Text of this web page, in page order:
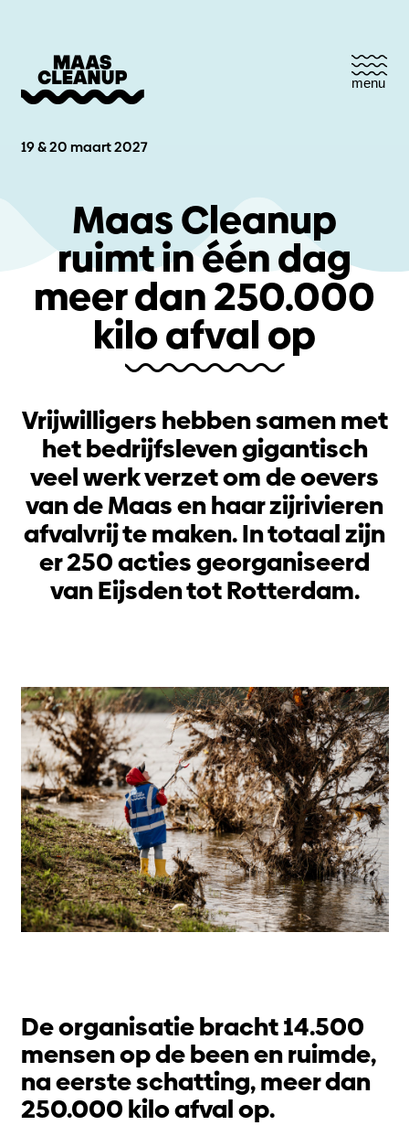
menu
19 & 20 maart 2027
Maas Cleanup
ruimt in één dag
meer dan 250.000
kilo afval op
Vrijwilligers hebben samen met
het bedrijfsleven gigantisch
veel werk verzet om de oevers
van de Maas en haar zijrivieren
afvalvrij te maken. In totaal zijn
er 250 acties georganiseerd
van Eijsden tot Rotterdam.
De organisatie bracht 14.500
mensen op de been en ruimde,
na eerste schatting, meer dan
250.000 kilo afval op.